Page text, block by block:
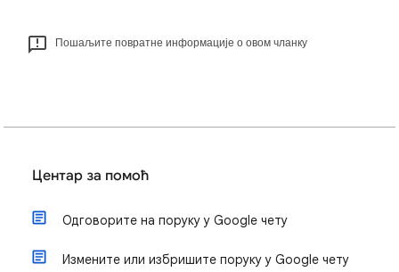
Пошаљите повратне информације о овом чланку
Центар за помоћ
Одговорите на поруку у Google чету
Измените или избришите поруку у Google чету